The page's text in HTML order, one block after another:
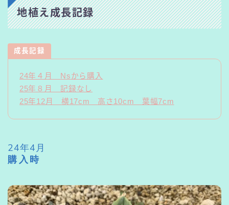
地植え成長記録
成長記録
24年４月 Nsから購入
25年８月 記録なし
25年12月 横17cm 高さ10cm 葉幅7cm
24年4月
購入時